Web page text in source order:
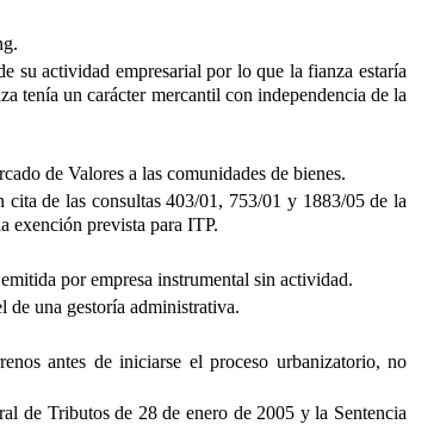
su actividad empresarial por lo que la fianza estaría
tenía un carácter mercantil con independencia de la
de Valores a las comunidades de bienes.
de las consultas 403/01, 753/01 y 1883/05 de la
exención prevista para ITP.
por empresa instrumental sin actividad.
de una gestoría administrativa.
antes de iniciarse el proceso urbanizatorio, no
de Tributos de 28 de enero de 2005 y la Sentencia